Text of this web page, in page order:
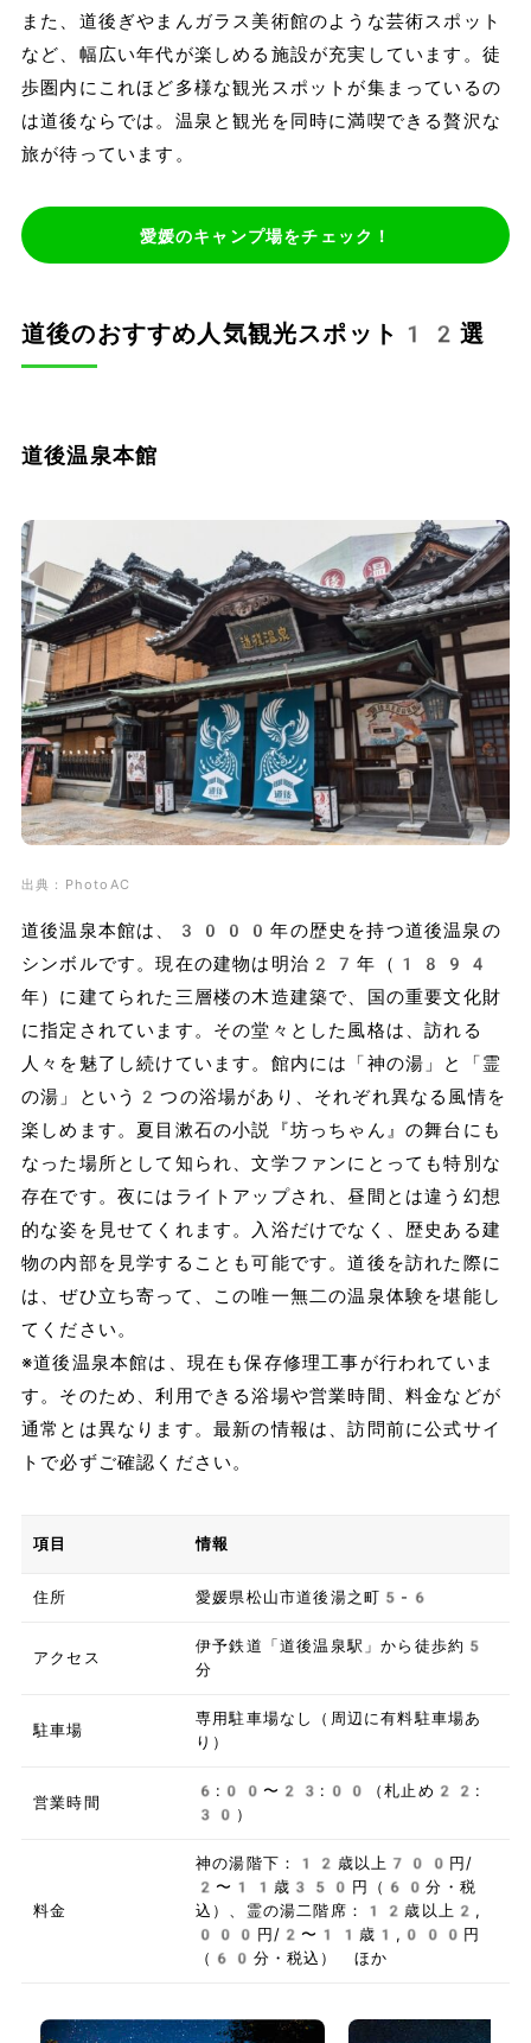
また、道後ぎやまんガラス美術館のような芸術スポット
など、幅広い年代が楽しめる施設が充実しています。徒
歩圏内にこれほど多様な観光スポットが集まっているの
は道後ならでは。温泉と観光を同時に満喫できる贅沢な
旅が待っています。
愛媛のキャンプ場をチェック！
道後のおすすめ人気観光スポット12選
道後温泉本館
出典：PhotoAC
道後温泉本館は、3000年の歴史を持つ道後温泉の
シンボルです。現在の建物は明治27年（1894
年）に建てられた三層楼の木造建築で、国の重要文化財
に指定されています。その堂々とした風格は、訪れる
人々を魅了し続けています。館内には「神の湯」と「霊
の湯」という2つの浴場があり、それぞれ異なる風情を
楽しめます。夏目漱石の小説『坊っちゃん』の舞台にも
なった場所として知られ、文学ファンにとっても特別な
存在です。夜にはライトアップされ、昼間とは違う幻想
的な姿を見せてくれます。入浴だけでなく、歴史ある建
物の内部を見学することも可能です。道後を訪れた際に
は、ぜひ立ち寄って、この唯一無二の温泉体験を堪能し
てください。
※道後温泉本館は、現在も保存修理工事が行われていま
す。そのため、利用できる浴場や営業時間、料金などが
通常とは異なります。最新の情報は、訪問前に公式サイ
トで必ずご確認ください。
項目 情報
住所 愛媛県松山市道後湯之町5-6
アクセス
伊予鉄道「道後温泉駅」から徒歩約5
分
駐車場
専用駐車場なし（周辺に有料駐車場あ
り）
営業時間
6:00〜23:00（札止め22:
30）
料金
神の湯階下：12歳以上700円/
2〜11歳350円（60分・税
込）、霊の湯二階席：12歳以上2,
000円/2〜11歳1,000円
（60分・税込） ほか